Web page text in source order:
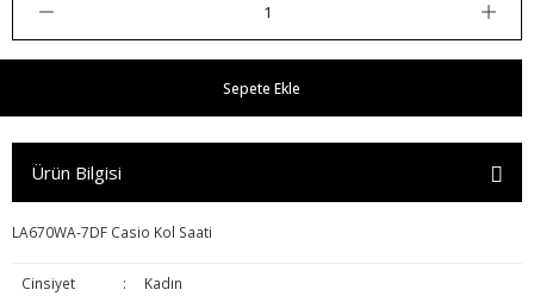
Sepete Ekle
Ürün Bilgisi
LA670WA-7DF Casio Kol Saati
Cinsiyet : Kadın